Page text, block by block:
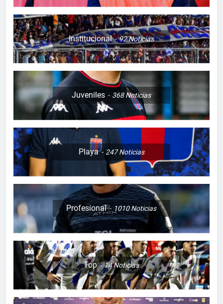
Institucional 92Noticias
Juveniles 368Noticias
Playa 247Noticias
Profesional 1010Noticias
Top 14Noticias